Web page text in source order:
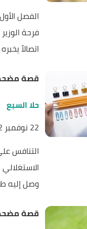
الفصل
فرحة
اتصالاً
قصة
حلا السبع
22 نوفمبر 2022
التنافس
وصل إليه
قصة